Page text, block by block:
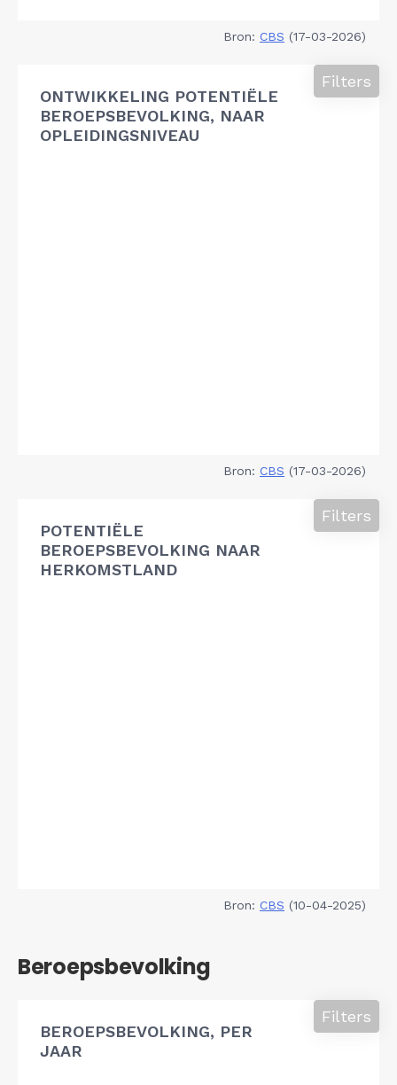
Bron: CBS (17-03-2026)
ONTWIKKELING POTENTIËLE
BEROEPSBEVOLKING, NAAR
OPLEIDINGSNIVEAU
Filters
Bron: CBS (17-03-2026)
POTENTIËLE
BEROEPSBEVOLKING NAAR
HERKOMSTLAND
Filters
Bron: CBS (10-04-2025)
Beroepsbevolking
BEROEPSBEVOLKING, PER
JAAR
Filters